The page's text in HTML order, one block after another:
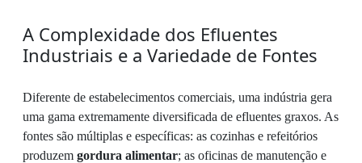
A Complexidade dos Efluentes
Industriais e a Variedade de Fontes
Diferente de estabelecimentos comerciais, uma indústria gera
uma gama extremamente diversificada de efluentes graxos. As
fontes são múltiplas e específicas: as cozinhas e refeitórios
produzem gordura alimentar; as oficinas de manutenção e